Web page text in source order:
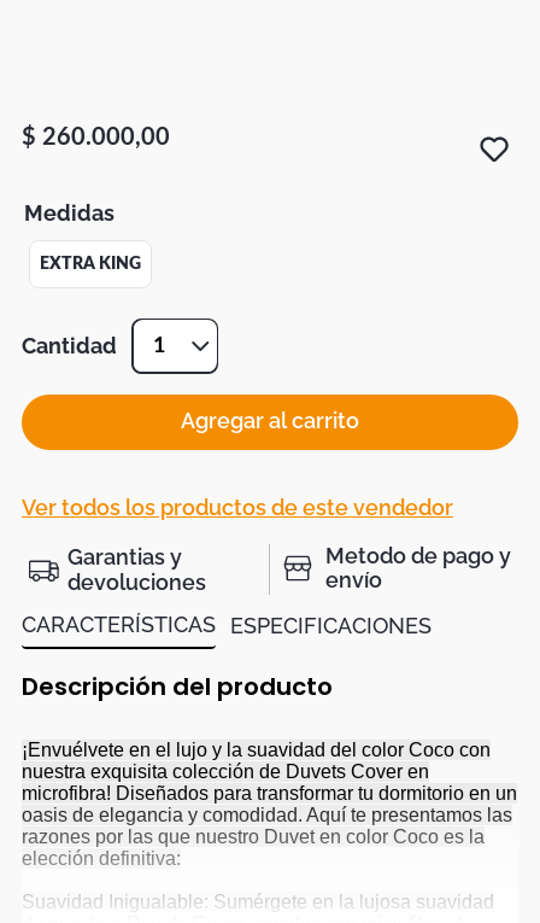
$ 260.000,00
Medidas
EXTRA KING
Cantidad 1
Agregar al carrito
Ver todos los productos de este vendedor
Garantias y
devoluciones
Metodo de pago y
envío
CARACTERÍSTICAS
ESPECIFICACIONES
Descripción del producto
¡Envuélvete en el lujo y la suavidad del color Coco con
nuestra exquisita colección de Duvets Cover en
microfibra! Diseñados para transformar tu dormitorio en un
oasis de elegancia y comodidad. Aquí te presentamos las
razones por las que nuestro Duvet en color Coco es la
elección definitiva:
Suavidad Inigualable: Sumérgete en la lujosa suavidad